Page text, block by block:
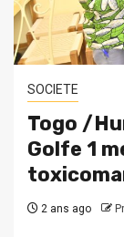
SOCIETE
Togo /
Golfe 1
2 ans ago